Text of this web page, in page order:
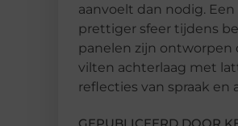
aanvoelt dan nodig.
prettiger sfeer tijdens
panelen zijn ontworpen
vilten achterlaag met
reflecties van spraak en